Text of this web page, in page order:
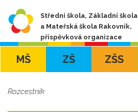
Střední škola, Základní škola
a Mateřská škola Rakovník,
příspěvková organizace
MŠ ZŠ ZŠS
Rozcestník